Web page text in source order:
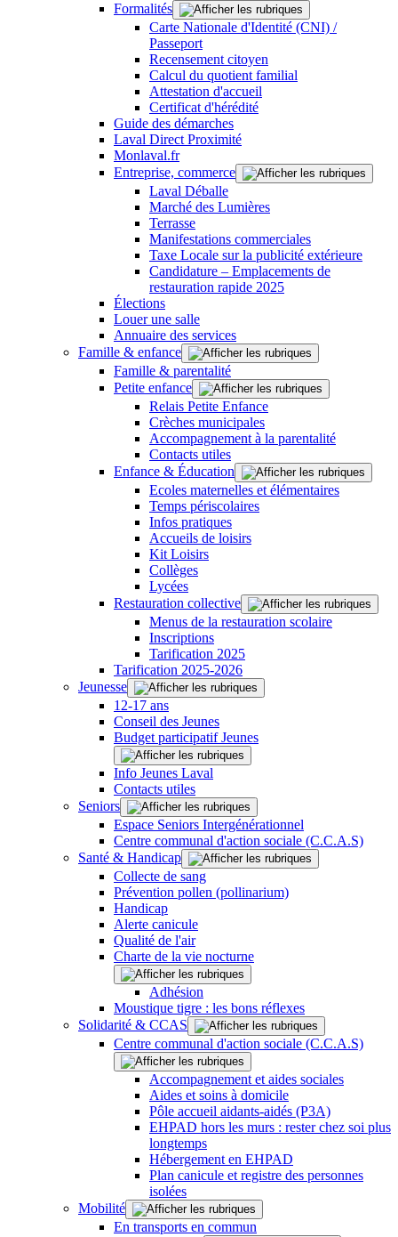
Formalités
Carte Nationale d'Identité (CNI) /
Passeport
Recensement citoyen
Calcul du quotient familial
Attestation d'accueil
Certificat d'hérédité
Guide des démarches
Laval Direct Proximité
Monlaval.fr
Entreprise, commerce
Laval Déballe
Marché des Lumières
Terrasse
Manifestations commerciales
Taxe Locale sur la publicité extérieure
Candidature – Emplacements de
restauration rapide 2025
Élections
Louer une salle
Annuaire des services
Famille & enfance
Famille & parentalité
Petite enfance
Relais Petite Enfance
Crèches municipales
Accompagnement à la parentalité
Contacts utiles
Enfance & Éducation
Ecoles maternelles et élémentaires
Temps périscolaires
Infos pratiques
Accueils de loisirs
Kit Loisirs
Collèges
Lycées
Restauration collective
Menus de la restauration scolaire
Inscriptions
Tarification 2025
Tarification 2025-2026
Jeunesse
12-17 ans
Conseil des Jeunes
Budget participatif Jeunes
Info Jeunes Laval
Contacts utiles
Seniors
Espace Seniors Intergénérationnel
Centre communal d'action sociale (C.C.A.S)
Santé & Handicap
Collecte de sang
Prévention pollen (pollinarium)
Handicap
Alerte canicule
Qualité de l'air
Charte de la vie nocturne
Adhésion
Moustique tigre : les bons réflexes
Solidarité & CCAS
Centre communal d'action sociale (C.C.A.S)
Accompagnement et aides sociales
Aides et soins à domicile
Pôle accueil aidants-aidés (P3A)
EHPAD hors les murs : rester chez soi plus
longtemps
Hébergement en EHPAD
Plan canicule et registre des personnes
isolées
Mobilité
En transports en commun